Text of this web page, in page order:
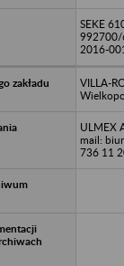
SEKE
992700/
2016-
VILLA-
ULMEX
mail:
736 11